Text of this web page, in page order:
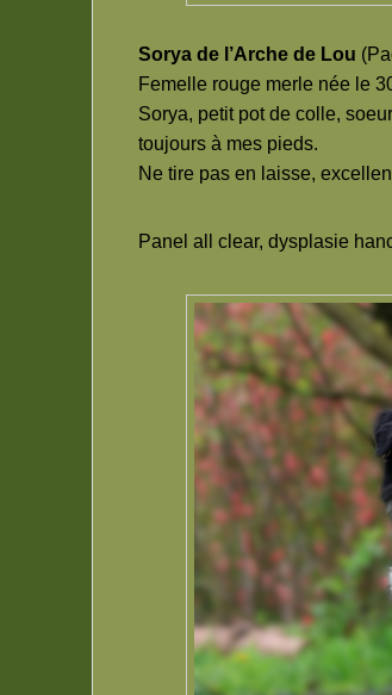
Sorya de l’Arche de Lou
Femelle rouge merle née le
Sorya, petit pot de colle,
toujours à mes pieds.
Ne tire pas en laisse,
Panel all clear, dysplasie